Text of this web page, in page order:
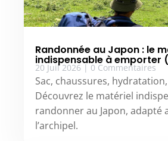
Randonnée au Japon : le
indispensable à emporter
20 Juil 2026 | 0 Commentaires
Sac, chaussures,
Découvrez le matériel
randonner au Japon, adapté
l’archipel.